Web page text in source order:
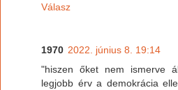
Válasz
1970 2022. június 8. 19:14
"hiszen őket nem ismerve
legjobb érv a demokrácia